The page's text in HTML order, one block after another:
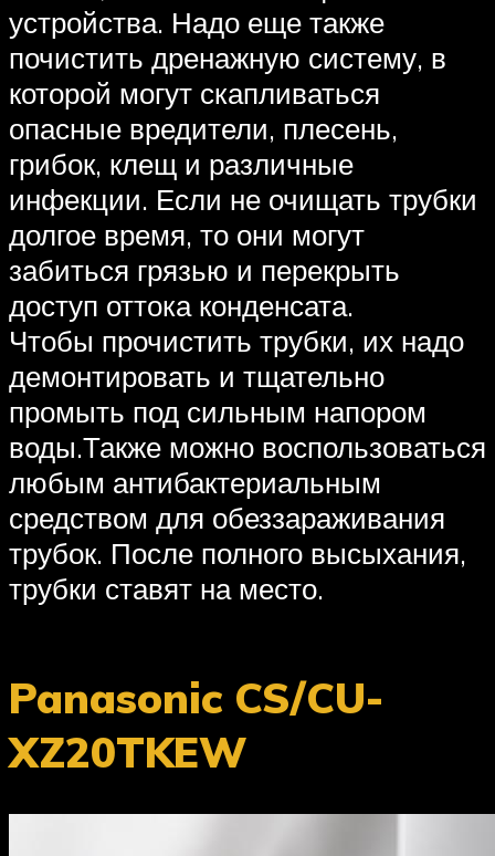
устройства. Надо еще также
почистить дренажную систему, в
которой могут скапливаться
опасные вредители, плесень,
грибок, клещ и различные
инфекции. Если не очищать трубки
долгое время, то они могут
забиться грязью и перекрыть
доступ оттока конденсата.
Чтобы прочистить трубки, их надо
демонтировать и тщательно
промыть под сильным напором
воды.Также можно воспользоваться
любым антибактериальным
средством для обеззараживания
трубок. После полного высыхания,
трубки ставят на место.
Panasonic CS/CU-
XZ20TKEW